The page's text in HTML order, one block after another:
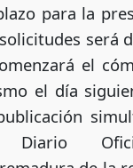
para la
será
el
el día
Diario